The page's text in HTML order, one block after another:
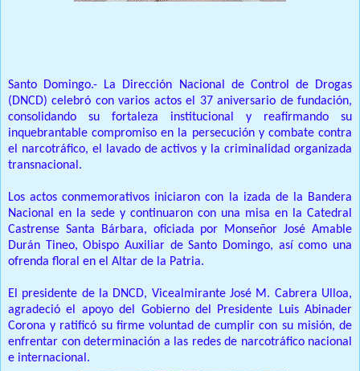
Santo Domingo.- La Dirección Nacional de Control de Drogas
(DNCD) celebró con varios actos el 37 aniversario de fundación,
consolidando su fortaleza institucional y reafirmando su
inquebrantable compromiso en la persecución y combate contra
el narcotráfico, el lavado de activos y la criminalidad organizada
transnacional.
Los actos conmemorativos iniciaron con la izada de la Bandera
Nacional en la sede y continuaron con una misa en la Catedral
Castrense Santa Bárbara, oficiada por Monseñor José Amable
Durán Tineo, Obispo Auxiliar de Santo Domingo, así como una
ofrenda floral en el Altar de la Patria.
El presidente de la DNCD, Vicealmirante José M. Cabrera Ulloa,
agradeció el apoyo del Gobierno del Presidente Luis Abinader
Corona y ratificó su firme voluntad de cumplir con su misión, de
enfrentar con determinación a las redes de narcotráfico nacional
e internacional.